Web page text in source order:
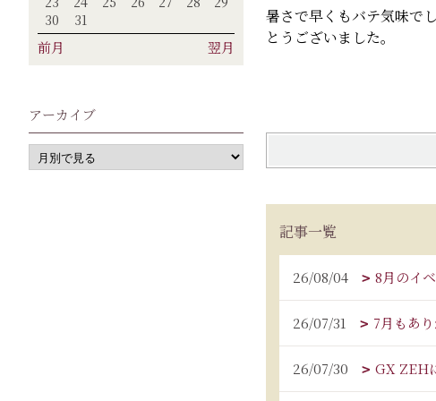
暑さで早くもバテ気味で
とうございました。
記事一覧
26/08/04 8月のイ
26/07/31 7月もあ
26/07/30 GX ZEH
30
31
前月 翌月
アーカイブ